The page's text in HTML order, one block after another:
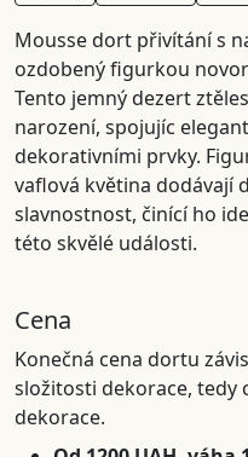
Mousse dort přivítání s
ozdobený figurkou
Tento jemný dezert
narození, spojujíc
dekorativními prvky.
vaflová květina dodávají
slavnostnost, činící ho
této skvělé události.
Cena
Konečná cena dortu
složitosti dekorace, tedy
dekorace.